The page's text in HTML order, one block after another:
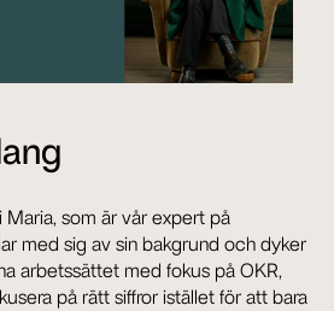
Maria, som är vår expert på
med sig av sin bakgrund och dyker
arbetssättet med fokus på OKR,
på rätt siffror istället för att bara